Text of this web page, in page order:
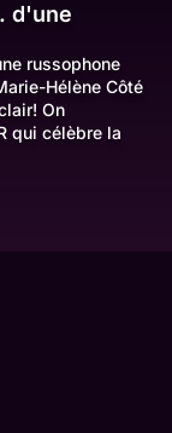
d'une
russophone
Hélène Côté
On
qui célèbre la